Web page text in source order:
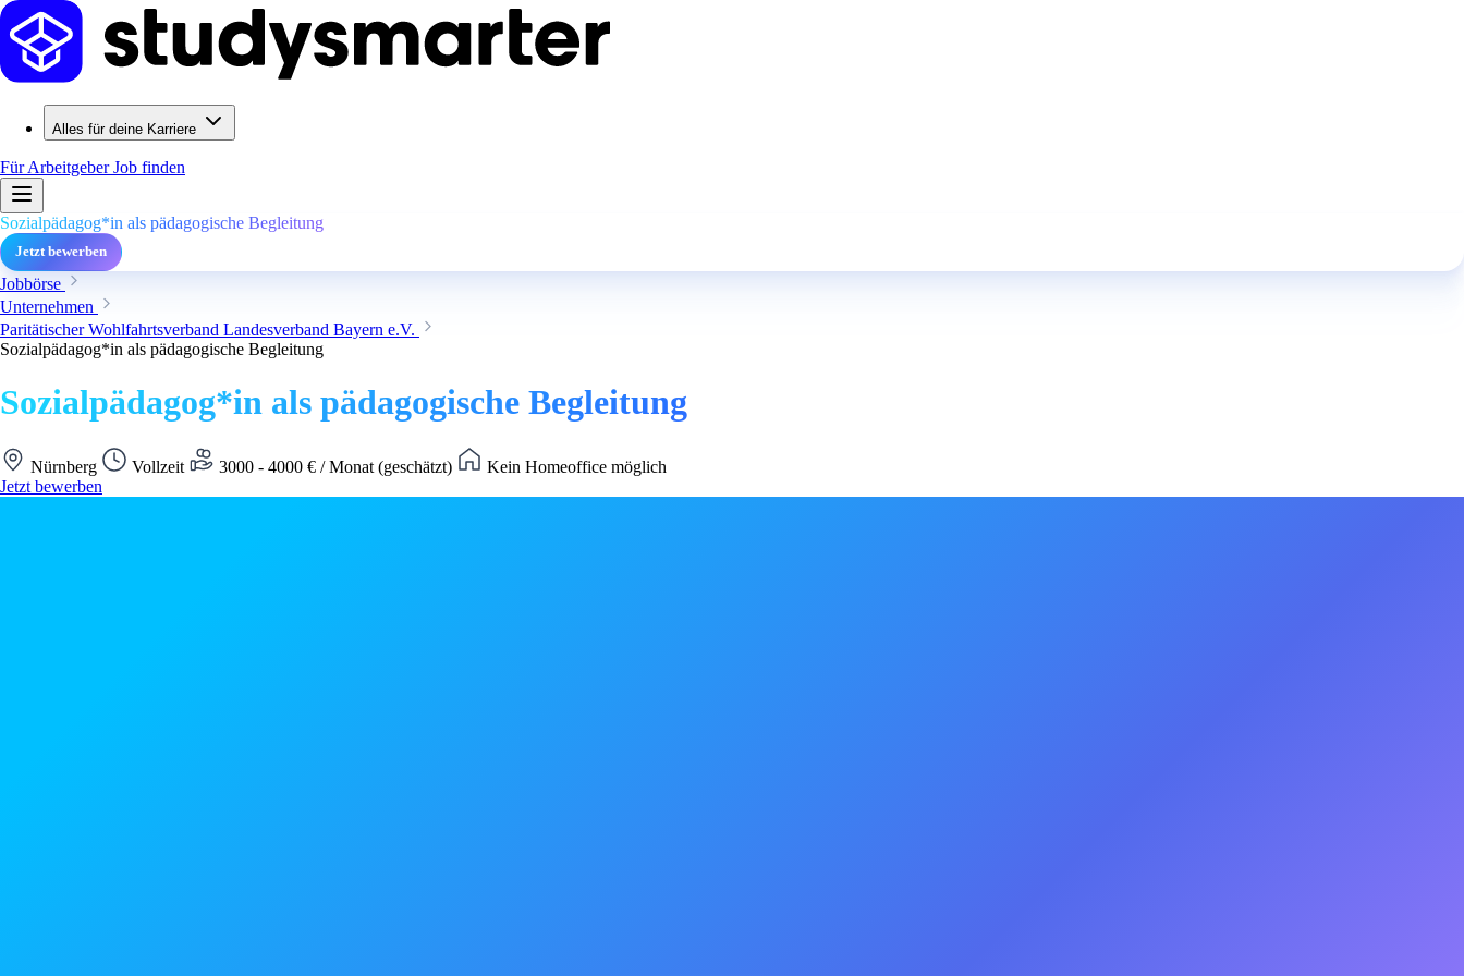
Alles für deine Karriere
Für ArbeitgeberJob finden
Sozialpädagog*in als pädagogische Begleitung
Jetzt bewerben
Jobbörse
Unternehmen
Paritätischer Wohlfahrtsverband Landesverband Bayern e.V.
Sozialpädagog*in als pädagogische Begleitung
Sozialpädagog*in als pädagogische Begleitung
Nürnberg Vollzeit 3000 - 4000 € / Monat (geschätzt)
Kein Homeoffice möglich
Jetzt bewerben